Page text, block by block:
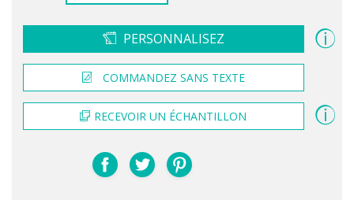
PERSONNALISEZ
COMMANDEZ SANS TEXTE
RECEVOIR UN ÉCHANTILLON